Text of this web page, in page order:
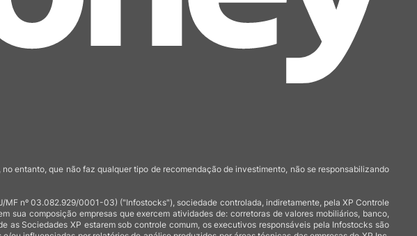
entanto, que não faz qualquer tipo de recomendação de investimento, não se responsabilizando
MF nº 03.082.929/0001-03) ("Infostocks"), sociedade controlada, indiretamente, pela XP Controle
sua composição empresas que exercem atividades de: corretoras de valores mobiliários, banco,
as Sociedades XP estarem sob controle comum, os executivos responsáveis pela Infostocks são